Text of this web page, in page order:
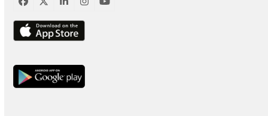
臉
推
LinkedInInstagram
YouTube